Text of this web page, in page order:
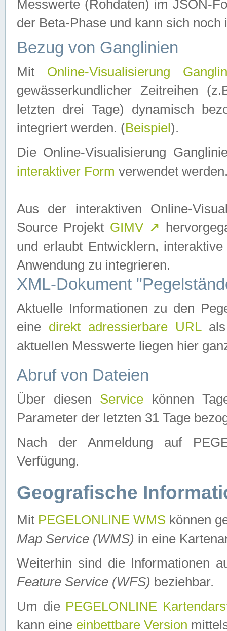
Messwerte (Rohdaten) im JSON-
der Beta-Phase und kann sich noch
Bezug von Ganglinien
Mit Online-Visualisierung
gewässerkundlicher Zeitreihen
letzten drei Tage) dynamisch
integriert werden. (Beispiel ).
Die Online-Visualisierung
interaktiver Form verwendet
Aus der interaktiven Online-
Source Projekt GIMV ↗
und erlaubt Entwicklern,
Anwendung zu integrieren.
XML-Dokument
Aktuelle Informationen zu den
eine direkt adressierbare URLals
aktuellen Messwerte liegen hier
Abruf von Dateien
Über diesen Service können
Parameter der letzten 31 Tage
Nach der Anmeldung auf
Verfügung.
Geografische
Mit PEGELONLINE WMS können
Map Service (WMS) in eine
Weiterhin sind die Informationen
Feature Service (WFS) beziehbar.
Um die PEGELONLINE
kann eine einbettbare Version